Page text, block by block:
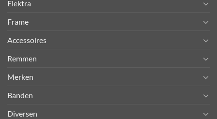
Elektra
Frame
Accessoires
Remmen
Merken
Banden
Diversen